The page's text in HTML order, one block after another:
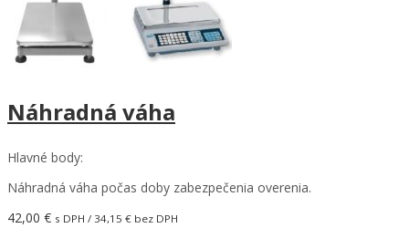
Náhradná váha
Hlavné body:
Náhradná váha počas doby zabezpečenia overenia.
42,00 € s DPH / 34,15 € bez DPH